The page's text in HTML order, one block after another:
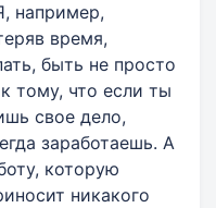
например,
время,
быть не просто
тому, что если ты
свое дело,
заработаешь. А
которую
никакого